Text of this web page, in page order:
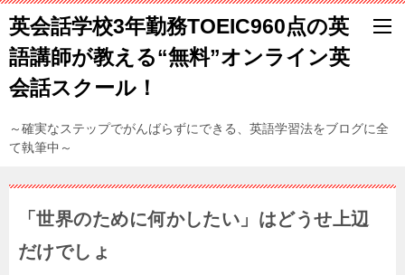
英会話学校3年勤務TOEIC960点の英
語講師が教える“無料”オンライン英
会話スクール！
～確実なステップでがんばらずにできる、英語学習法をブログに全
て執筆中～
「世界のために何かしたい」はどうせ上辺
だけでしょ